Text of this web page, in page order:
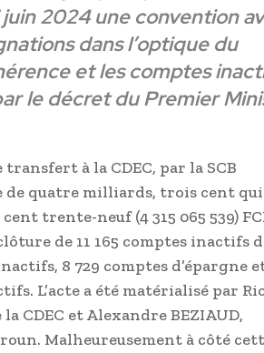
2024 une convention
dans l’optique du
et les comptes
le décret du Premier
à la CDEC, par la SCB
de quatre milliards, trois cent
trente-neuf (4 315 065 539)
de 11 165 comptes inactifs
8 729 comptes d’épargne
L’acte a été matérialisé par
CDEC et Alexandre BEZIAUD,
Malheureusement à côté